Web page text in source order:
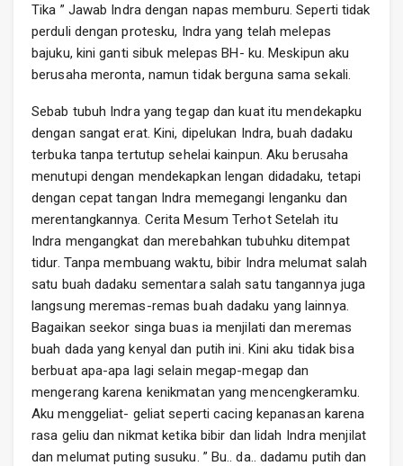
Tika ” Jawab Indra dengan napas memburu. Seperti tidak
perduli dengan protesku, Indra yang telah melepas
bajuku, kini ganti sibuk melepas BH- ku. Meskipun aku
berusaha meronta, namun tidak berguna sama sekali.
Sebab tubuh Indra yang tegap dan kuat itu mendekapku
dengan sangat erat. Kini, dipelukan Indra, buah dadaku
terbuka tanpa tertutup sehelai kainpun. Aku berusaha
menutupi dengan mendekapkan lengan didadaku, tetapi
dengan cepat tangan Indra memegangi lenganku dan
merentangkannya. Cerita Mesum Terhot Setelah itu
Indra mengangkat dan merebahkan tubuhku ditempat
tidur. Tanpa membuang waktu, bibir Indra melumat salah
satu buah dadaku sementara salah satu tangannya juga
langsung meremas-remas buah dadaku yang lainnya.
Bagaikan seekor singa buas ia menjilati dan meremas
buah dada yang kenyal dan putih ini. Kini aku tidak bisa
berbuat apa-apa lagi selain megap-megap dan
mengerang karena kenikmatan yang mencengkeramku.
Aku menggeliat- geliat seperti cacing kepanasan karena
rasa geliu dan nikmat ketika bibir dan lidah Indra menjilat
dan melumat puting susuku. ” Bu.. da.. dadamu putih dan